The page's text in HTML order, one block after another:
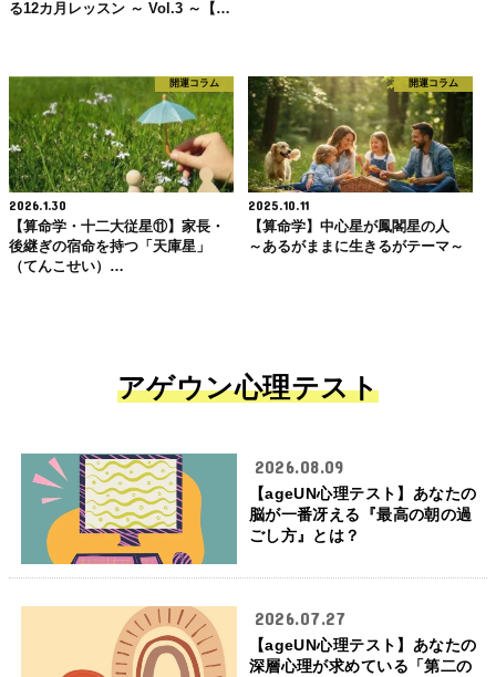
る12カ月レッスン ～ Vol.3 ～【…
開運コラム
2026.1.30
【算命学・十二大従星⑪】家長・
後継ぎの宿命を持つ「天庫星」
（てんこせい）…
開運コラム
2025.10.11
【算命学】中心星が鳳閣星の人
～あるがままに生きるがテーマ～
アゲウン心理テスト
2026.08.09
【ageUN心理テスト】あなたの
脳が一番冴える『最高の朝の過
ごし方』とは？
2026.07.27
【ageUN心理テスト】あなたの
深層心理が求めている「第二の